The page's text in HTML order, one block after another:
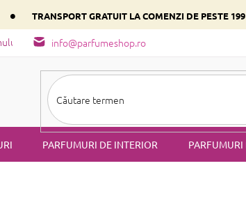
• TRANSPORT GRATUIT LA COMENZI DE PESTE
info@parfumeshop.ro
- tipuri de miros Alege parfumul inimii tale
PARFUMURI DE INTERIOR PARFUMURI